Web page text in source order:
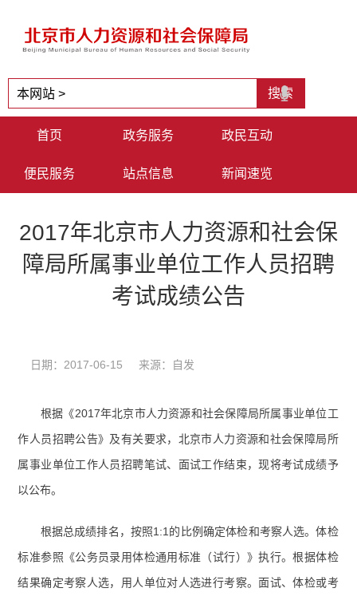
首页 政务服务 政民互动
便民服务 站点信息 新闻速览
2017年北京市人力资源和社会保
障局所属事业单位工作人员招聘
考试成绩公告
日期：2017-06-15 来源：自发
根据《2017年北京市人力资源和社会保障局所属事业单位工
作人员招聘公告》及有关要求，北京市人力资源和社会保障局所
属事业单位工作人员招聘笔试、面试工作结束，现将考试成绩予
以公布。
根据总成绩排名，按照1:1的比例确定体检和考察人选。体检
标准参照《公务员录用体检通用标准（试行）》执行。根据体检
结果确定考察人选，用人单位对人选进行考察。面试、体检或考